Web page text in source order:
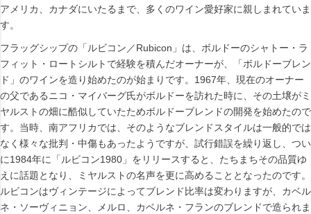
アメリカ、カナダにいたるまで、多くのワイン愛好家に親しまれていま
す。
フラッグシップの「ルビコン／Rubicon」は、ボルドーのシャトー・ラ
フィット・ロートシルトで経験を積んだオーナーが、「ボルドーブレン
ド」のワインを造り始めたのが始まりです。1967年、現在のオーナー
の父であるニコ・マイバーグ氏がボルドーを訪れた時に、その土壌がミ
ヤルストの畑に酷似していたためボルドーブレンドの開発を始めたので
す。当時、南アフリカでは、そのようなブレンドスタイルは一般的では
なく様々な批判・中傷もあったようですが、試行錯誤を繰り返し、つい
に1984年に「ルビコン1980」をリリースすると、たちまちその品質ゆ
えに話題となり、ミヤルストの名声を更に高めることとなったのです。
ルビコンはヴィンテージによってブレンド比率は変わりますが、カベル
ネ・ソーヴィニョン、メルロ、カベルネ・フランのブレンドで造られま